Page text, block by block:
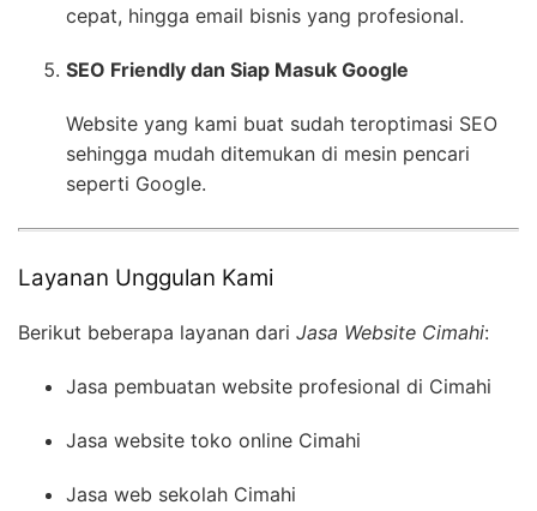
cepat, hingga email bisnis yang profesional.
SEO Friendly dan Siap Masuk Google
Website yang kami buat sudah teroptimasi SEO
sehingga mudah ditemukan di mesin pencari
seperti Google.
Layanan Unggulan Kami
Berikut beberapa layanan dari Jasa Website Cimahi:
Jasa pembuatan website profesional di Cimahi
Jasa website toko online Cimahi
Jasa web sekolah Cimahi